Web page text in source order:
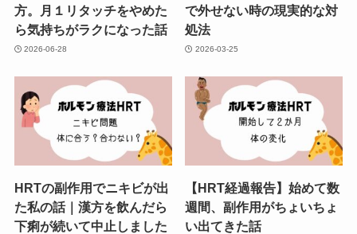
方。月１リタッチをやめた
ら気持ちがラクになった話
2026-06-28
で外せない時の現実的な対
処法
2026-03-25
HRTの副作用でニキビが出
た私の話｜漢方を飲んだら
下痢が続いて中止しました
【HRT経過報告】始めて数
週間、副作用がちょいちょ
い出てきた話